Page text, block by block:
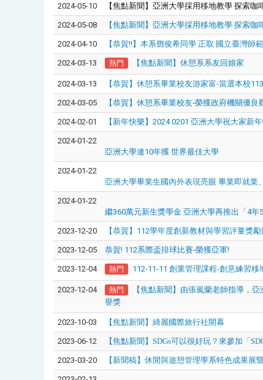
2024-05-10 【焦點新聞】亞洲大學採用移地教學 探索咖
2024-05-08 【焦點新聞】亞洲大學採用移地教學 探索咖
2024-04-10 【恭賀!!】本系鄧俊希同學 正取 國立臺灣師
2024-03-13 熱門 【焦點新聞】休憩系系友回娘家
2024-03-13 【恭賀】休憩系畢業校友游家富-當選本校
2024-03-05 【恭賀】休憩系畢業校友-榮獲政府機關優良
2024-02-01 【新年快樂】2024 0201 亞洲大學祝大家新
2024-01-22
亞洲大學連10年獲 世界最佳大學
2024-01-22
亞洲大學畢業生國內外表現亮眼 畢業即就業
2024-01-22
繼360萬元新生獎學金 亞洲大學再推出「4年
2023-12-20 【恭賀】112學年度創新教材與學習評量獎勵
2023-12-05 恭賀! 112系際盃排球比賽-榮獲亞軍!
2023-12-04 熱門 112-11-11 創業管理課程-創意練習
2023-12-04 熱門 【焦點新聞】由張嵐蘭老師指導， 亞
譽獎
2023-10-03 【焦點新聞】綺麗國際旅行社開幕
2023-06-12 【焦點新聞】 SDGs可以很好玩？來參加「
2023-03-20 【新聞稿】休閒與遊憩管理學系特色成果展